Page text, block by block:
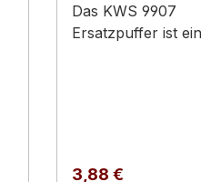
Das KWS 9907
Ersatzpuffer ist ein
Regulärer Preis:
3,88 €